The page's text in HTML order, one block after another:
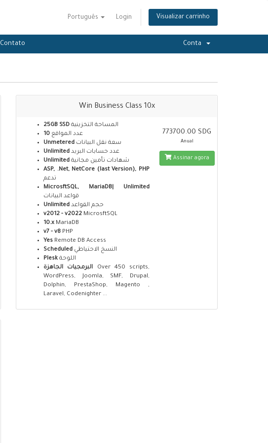
Português Login Visualizar carrinho
Contato Conta
Win Business Class 10x
25GB SSD المساحة التخزينية
10 عدد المواقع
Unmetered سعة نقل البيانات
Unlimited عدد حسابات البريد
Unlimited شهادات تأمين مجانية
ASP, .Net, NetCore (last Version), PHP
تدعم
MicrosftSQL, MariaDB| Unlimited
قواعد البيانات
Unlimited حجم القواعد
v2012 - v2022 MicrosftSQL
10.x MariaDB
v7 - v8 PHP
Yes Remote DB Access
Scheduled النسخ الاحتياطي
Plesk اللوحة
البرمجيات الجاهزة Over 450 scripts,
WordPress, Joomla, SMF, Drupal,
Dolphin, PrestaShop, Magento ,
Laravel, Codenighter ...
773700.00 SDG
Anual
Assinar agora